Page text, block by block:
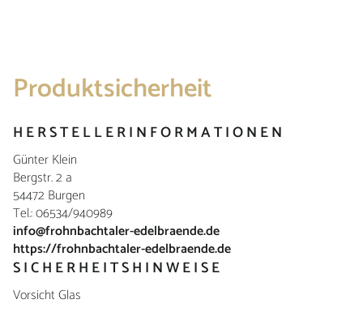
Produktsicherheit
HERSTELLERINFORMATIONEN
Günter Klein
Bergstr. 2 a
54472 Burgen
Tel.: 06534/940989
info@frohnbachtaler-edelbraende.de
https://frohnbachtaler-edelbraende.de
SICHERHEITSHINWEISE
Vorsicht Glas